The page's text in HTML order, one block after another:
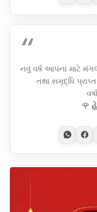
નવું વર્ષ આપના માટે
તથા સમૃદ્ધિ
🌹